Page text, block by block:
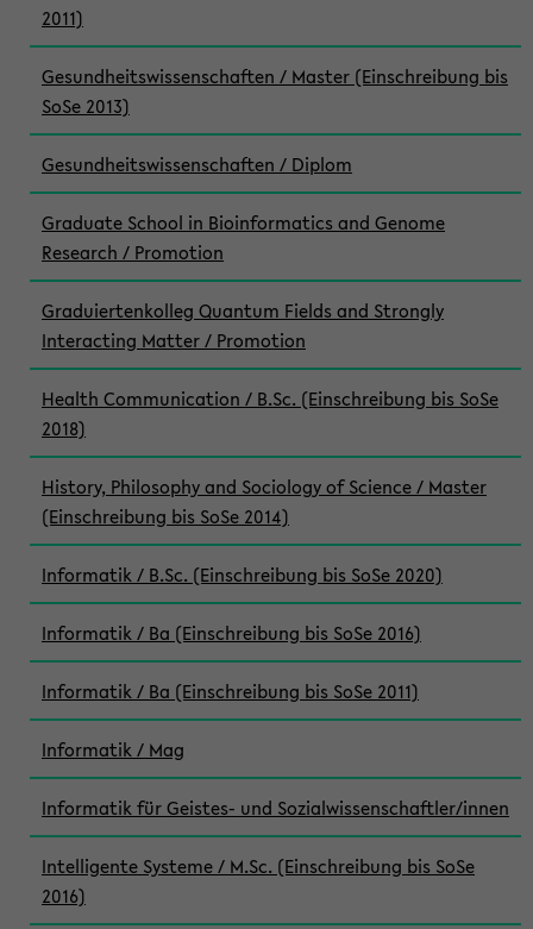
2011)
Gesundheitswissenschaften / Master (Einschreibung bis
SoSe 2013)
Gesundheitswissenschaften / Diplom
Graduate School in Bioinformatics and Genome
Research / Promotion
Graduiertenkolleg Quantum Fields and Strongly
Interacting Matter / Promotion
Health Communication / B.Sc. (Einschreibung bis SoSe
2018)
History, Philosophy and Sociology of Science / Master
(Einschreibung bis SoSe 2014)
Informatik / B.Sc. (Einschreibung bis SoSe 2020)
Informatik / Ba (Einschreibung bis SoSe 2016)
Informatik / Ba (Einschreibung bis SoSe 2011)
Informatik / Mag
Informatik für Geistes- und Sozialwissenschaftler/innen
Intelligente Systeme / M.Sc. (Einschreibung bis SoSe
2016)